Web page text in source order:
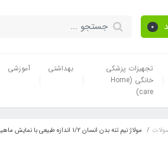
0
تجهیزات پزشکی
خانگی (Home
care)
بهداشتی آموزشی
مولاژ نیم تنه بدن انسان 1/2 اندازه طبیعی با نمایش ماهیچه 11 قسمتی